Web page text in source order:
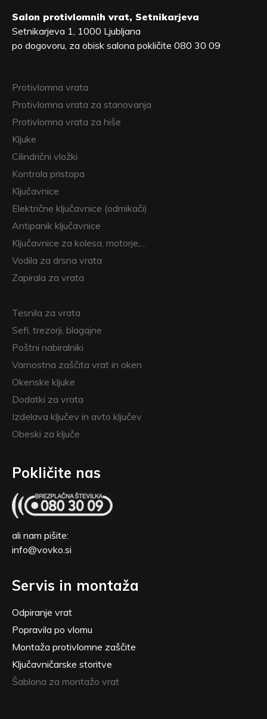
Salon protivlomnih vrat, Setnikarjeva
Setnikarjeva 1, 1000 Ljubljana
po dogovoru, za obisk salona pokličite 080 30 09
Protivlomna vrata
Protivlomna vrata za stanovanja
Protivlomna vrata za hiše
Kljuke
Cilindrični vložki
Kontrola pristopa
Ključavnice
Električne ključavnice (odmikači)
Antipanik ključavnice
Ključavnice za kolesa, motorje,…
Vodila za drsna vrata
Zapirala za vrata
Tesnila za vrata
Sefi, trezorji, blagajne
Poštni nabiralniki
Varnostna zaščita vrat in oken
Okenske kljuke
Dodatki za vrata
Izdelava ključev in avto ključev
Obeski za ključe
Pokličite nas
ali nam pišite:
info@vovko.si
Servis in montaža
Odpiranje vrat
Popravila po vlomu
Montaža protivlomne zaščite
Ključavničarske storitve
Šablona za montažo vrat